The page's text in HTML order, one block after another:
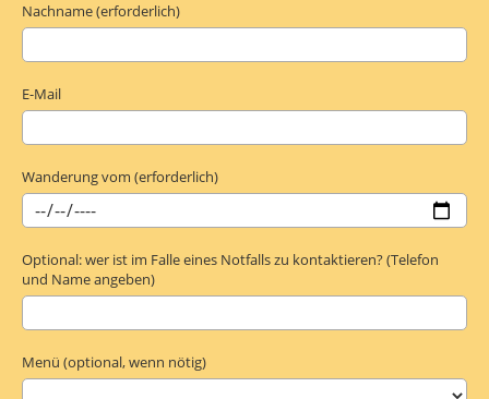
Nachname (erforderlich)
E-Mail
Wanderung vom (erforderlich)
Optional: wer ist im Falle eines Notfalls zu kontaktieren? (Telefon
und Name angeben)
Menü (optional, wenn nötig)